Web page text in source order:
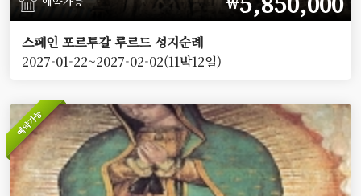
스페인 포르투갈 루르드 성지순례
2027-01-22~2027-02-02(11박12일)
예약가능